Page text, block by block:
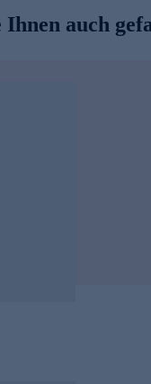
Ihnen auch